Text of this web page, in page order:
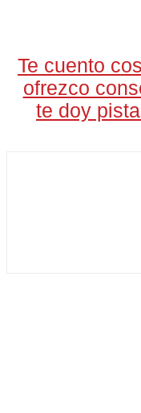
Te cuento
ofrezco
te doy